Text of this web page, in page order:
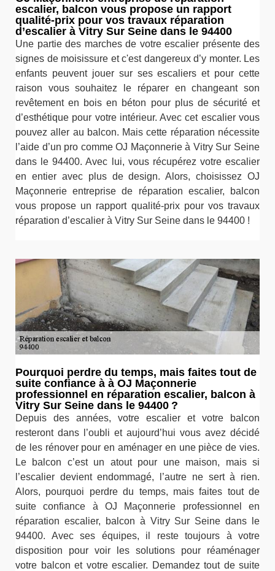
escalier, balcon vous propose un rapport
qualité-prix pour vos travaux réparation
d’escalier à Vitry Sur Seine dans le 94400
Une partie des marches de votre escalier présente des
signes de moisissure et c'est dangereux d’y monter. Les
enfants peuvent jouer sur ses escaliers et pour cette
raison vous souhaitez le réparer en changeant son
revêtement en bois en béton pour plus de sécurité et
d’esthétique pour votre intérieur. Avec cet escalier vous
pouvez aller au balcon. Mais cette réparation nécessite
l’aide d’un pro comme OJ Maçonnerie à Vitry Sur Seine
dans le 94400. Avec lui, vous récupérez votre escalier
en entier avec plus de design. Alors, choisissez OJ
Maçonnerie entreprise de réparation escalier, balcon
vous propose un rapport qualité-prix pour vos travaux
réparation d’escalier à Vitry Sur Seine dans le 94400 !
Pourquoi perdre du temps, mais faites tout de
suite confiance à à OJ Maçonnerie
professionnel en réparation escalier, balcon à
Vitry Sur Seine dans le 94400 ?
Depuis des années, votre escalier et votre balcon
resteront dans l’oubli et aujourd’hui vous avez décidé
de les rénover pour en aménager en une pièce de vies.
Le balcon c’est un atout pour une maison, mais si
l’escalier devient endommagé, l’autre ne sert à rien.
Alors, pourquoi perdre du temps, mais faites tout de
suite confiance à OJ Maçonnerie professionnel en
réparation escalier, balcon à Vitry Sur Seine dans le
94400. Avec ses équipes, il reste toujours à votre
disposition pour voir les solutions pour réaménager
votre balcon et votre escalier. Demandez tout de suite